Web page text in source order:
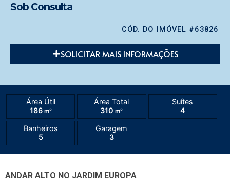
Sob Consulta
CÓD. DO IMÓVEL #63826
SOLICITAR MAIS INFORMAÇÕES
Área Útil
186m²
Área Total
310 m²
Suítes
4
Banheiros
5
Garagem
3
ANDAR ALTO NO JARDIM EUROPA